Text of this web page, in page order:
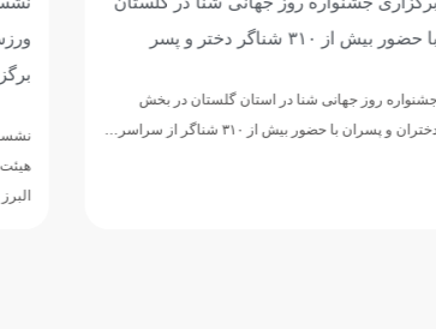
ورزش‌های آبی با خانواده ورزش‌های آبی البرز
نشست صمیمی رئیس فدراسیون ورزش‌های آبی با ارکان